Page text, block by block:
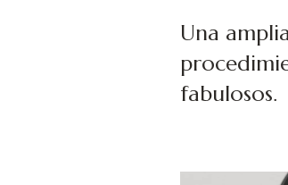
Una
fabulosos.